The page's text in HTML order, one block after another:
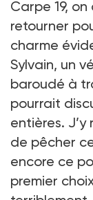
Carpe 19,
retourner
charme
Sylvain, un
baroudé à
pourrait
entières. J’y
de pêcher
encore ce
premier